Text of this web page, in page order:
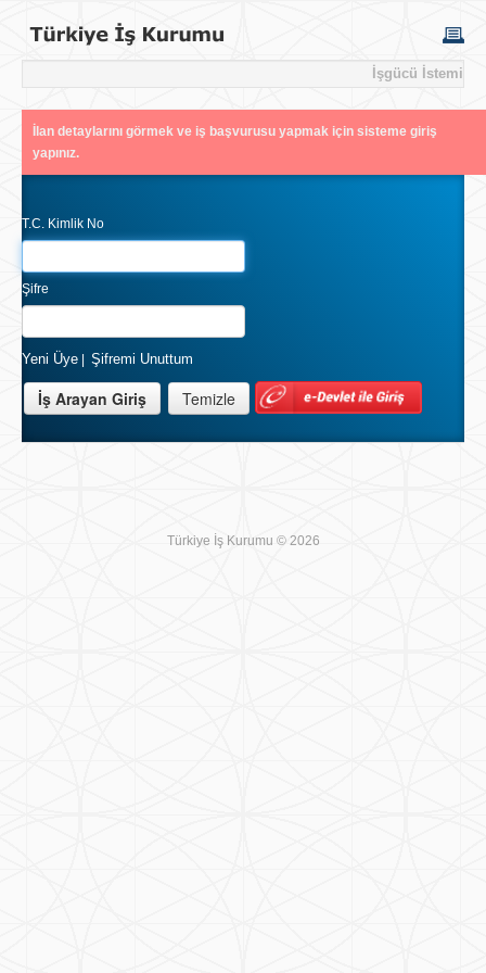
İşgücü İstemi
İlan detaylarını görmek ve iş başvurusu yapmak için sisteme giriş
yapınız.
T.C. Kimlik No
Şifre
Yeni Üye Şifremi Unuttum
Türkiye İş Kurumu © 2026